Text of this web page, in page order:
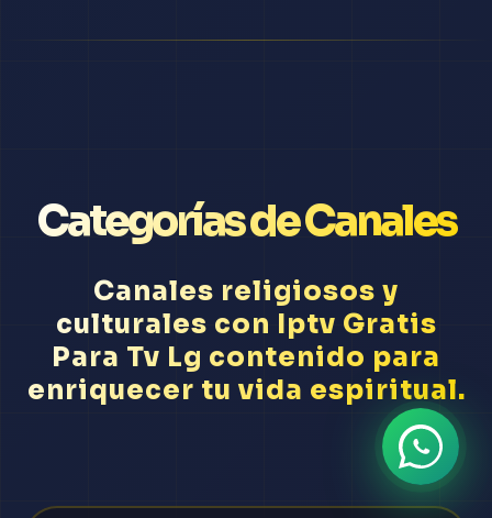
Categorías de Canales
Canales religiosos y
culturales con Iptv Gratis
Para Tv Lg contenido para
enriquecer tu vida espiritual.